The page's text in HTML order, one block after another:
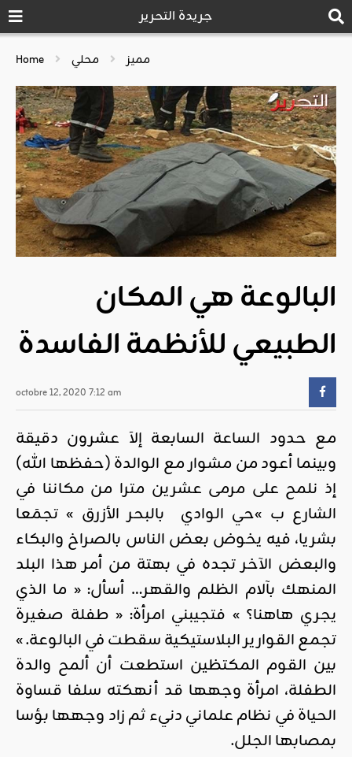
جريدة التحرير
Home مميز محلي
البالوعة هي المكان
الطبيعي للأنظمة الفاسدة
octobre 12, 2020 7:12 am
مع حدود الساعة السابعة إلاَ عشرون دقيقة
وبينما أعود من مشوار مع الوالدة (حفظها الله)
إذ نلمح على مرمى عشرين مترا من مكاننا في
الشارع ب »حي الوادي بالبحر الأزرق » تجمَعا
بشريا، فيه يخوض بعض الناس بالصراخ والبكاء
والبعض الآخر تجده في بهتة من أمر هذا البلد
المنهك بآلام الظلم والقهر… أسأل: « ما الذي
يجري هاهنا؟ » فتجيبني امرأة: « طفلة صغيرة
تجمع القوارير البلاستيكية سقطت في البالوعة. »
بين القوم المكتظين استطعت أن ألمح والدة
الطفلة، امرأة وجهها قد أنهكته سلفا قساوة
الحياة في نظام علماني دنيء ثم زاد وجهها بؤسا
بمصابها الجلل.